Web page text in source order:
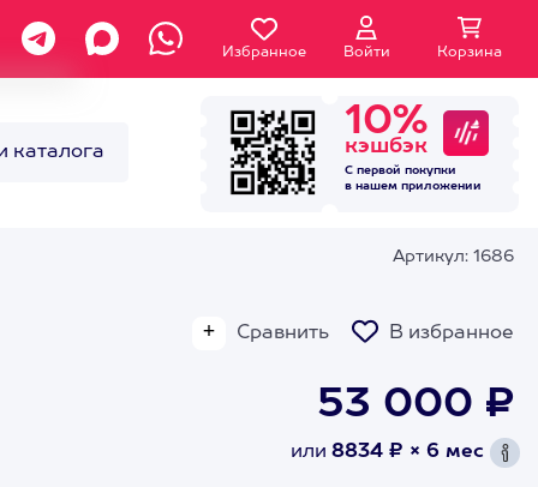
Избранное Войти Корзина
каталога
10%
кэшбэк
С первой покупки
в нашем приложении
Артикул: 1686
Сравнить В избранное
53 000 ₽
или 8834 ₽ × 6 мес